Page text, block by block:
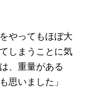
やってもほぼ大
しまうことに気
、重量がある
思いました」